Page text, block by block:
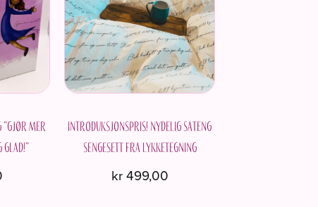
mer
glad!”
Introduksjonspris! Nydelig sateng
sengesett fra Lykketegning
kr499,00